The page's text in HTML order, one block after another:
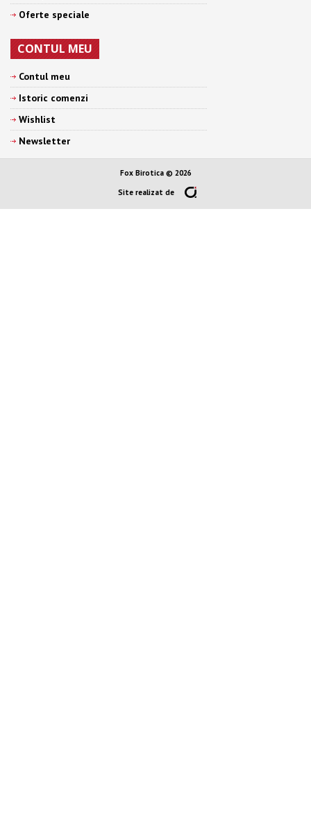
Oferte speciale
CONTUL MEU
Contul meu
Istoric comenzi
Wishlist
Newsletter
Fox Birotica © 2026
Site realizat de